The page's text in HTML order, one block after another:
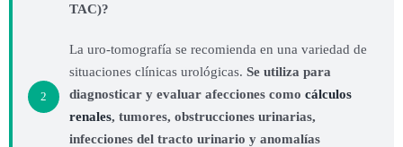
2
TAC)?
La uro-tomografía se recomienda en una variedad de
situaciones clínicas urológicas. Se utiliza para
diagnosticar y evaluar afecciones como cálculos
renales, tumores, obstrucciones urinarias,
infecciones del tracto urinario y anomalías